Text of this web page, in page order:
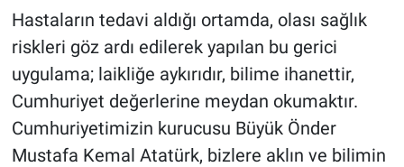
Hastaların tedavi aldığı ortamda, olası sağlık
riskleri göz ardı edilerek yapılan bu gerici
uygulama; laikliğe aykırıdır, bilime ihanettir,
Cumhuriyet değerlerine meydan okumaktır.
Cumhuriyetimizin kurucusu Büyük Önder
Mustafa Kemal Atatürk, bizlere aklın ve bilimin